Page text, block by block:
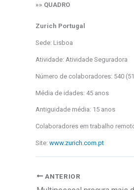
»» QUADRO
Zurich Portugal
Sede: Lisboa
Atividade: Atividade Seguradora
Número de colaboradores: 540
Média de idades: 45 anos
Antiguidade média: 15 anos
Colaboradores em trabalho
Site: www.zurich.com.pt
ANTERIOR